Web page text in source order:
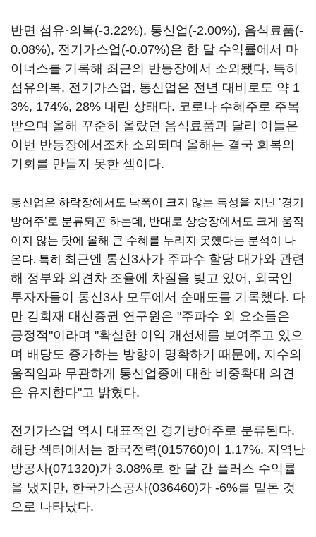
반면 섬유·의복(-3.22%), 통신업(-2.00%), 음식료품(-
0.08%), 전기가스업(-0.07%)은 한 달 수익률에서 마
이너스를 기록해 최근의 반등장에서 소외됐다. 특히
섬유의복, 전기가스업, 통신업은 전년 대비로도 약 1
3%, 174%, 28% 내린 상태다. 코로나 수혜주로 주목
받으며 올해 꾸준히 올랐던 음식료품과 달리 이들은
이번 반등장에서조차 소외되며 올해는 결국 회복의
기회를 만들지 못한 셈이다.
통신업은 하락장에서도 낙폭이 크지 않는 특성을 지닌 '경기
방어주'로 분류되곤 하는데, 반대로 상승장에서도 크게 움직
이지 않는 탓에 올해 큰 수혜를 누리지 못했다는 분석이 나
온다. 특히 최근엔 통신3사가 주파수 할당 대가와 관련
해 정부와 의견차 조율에 차질을 빚고 있어, 외국인
투자자들이 통신3사 모두에서 순매도를 기록했다. 다
만 김회재 대신증권 연구원은 "주파수 외 요소들은
긍정적"이라며 "확실한 이익 개선세를 보여주고 있으
며 배당도 증가하는 방향이 명확하기 때문에, 지수의
움직임과 무관하게 통신업종에 대한 비중확대 의견
은 유지한다"고 밝혔다.
전기가스업 역시 대표적인 경기방어주로 분류된다.
해당 섹터에서는 한국전력(015760)이 1.17%, 지역난
방공사(071320)가 3.08%로 한 달 간 플러스 수익률
을 냈지만, 한국가스공사(036460)가 -6%를 밑돈 것
으로 나타났다.